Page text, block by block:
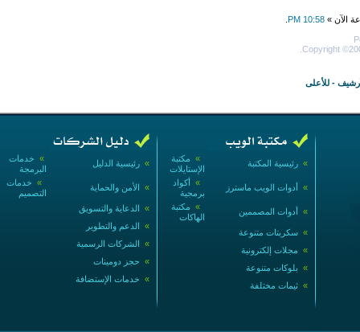
الآن » 10:58 PM
Copyright
- للأعلى
» خدمات
البرمجة
» رئيسية الدليل
» خدمات
التصميم
» الأمن والحماية
» الدعاية والتسويق
» الدعم والتطوير
» الشركات الرسمية
» حجز دومينات
» خدمات الإستضافة
» مكتبة
الإستايلات
» رئيسية المكتبة
» أكواد
برمجية
» أدوات الويب ماسترز
» مكتبة
الهاكات
» أدوات المصممين
» سكربتات متنوعة
» مجلات إلكترونية
» بلوكات متنوعة
» ثيمات مختلفة